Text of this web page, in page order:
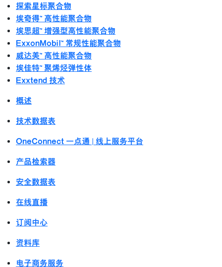
探索星标聚合物
埃奇得™ 高性能聚合物
埃思超™ 增强型高性能聚合物
ExxonMobil™ 常规性能聚合物
威达美™ 高性能聚合物
埃佳特™ 聚烯烃弹性体
Exxtend 技术
概述
技术数据表
OneConnect 一点通 | 线上服务平台
产品检索器
安全数据表
在线直播
订阅中心
资料库
电子商务服务